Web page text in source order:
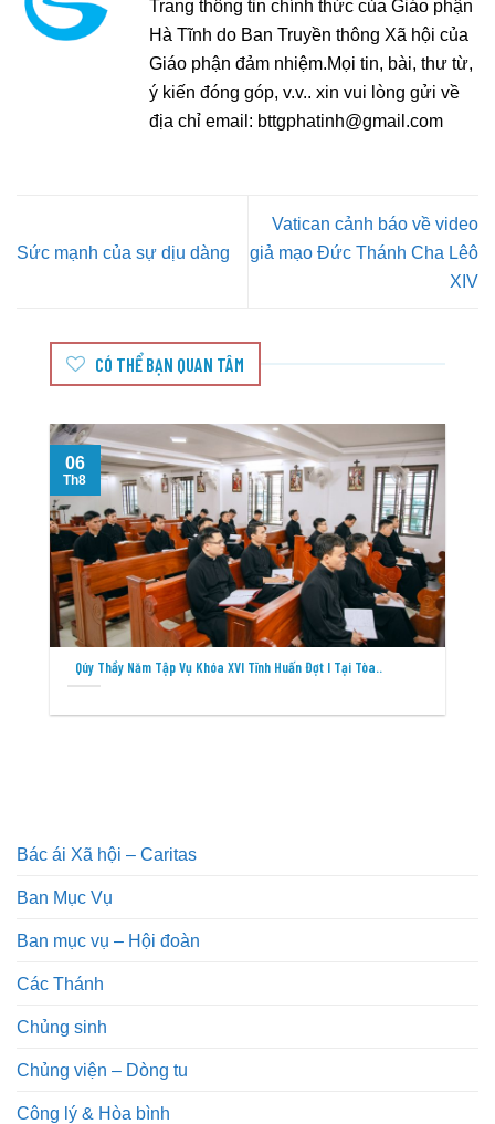
Trang thông tin chính thức của Giáo phận
Hà Tĩnh do Ban Truyền thông Xã hội của
Giáo phận đảm nhiệm.Mọi tin, bài, thư từ,
ý kiến đóng góp, v.v.. xin vui lòng gửi về
địa chỉ email: bttgphatinh@gmail.com
Sức mạnh của sự dịu dàng
Vatican cảnh báo về video
giả mạo Đức Thánh Cha Lêô
XIV
CÓ THỂ BẠN QUAN TÂM
Qúy Thầy Năm Tập Vụ Khóa XVI Tĩnh Huấn Đợt I Tại Tòa..
06
Th8
Bác ái Xã hội – Caritas
Ban Mục Vụ
Ban mục vụ – Hội đoàn
Các Thánh
Chủng sinh
Chủng viện – Dòng tu
Công lý & Hòa bình